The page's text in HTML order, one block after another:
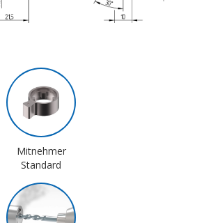
Mitnehmer
Standard